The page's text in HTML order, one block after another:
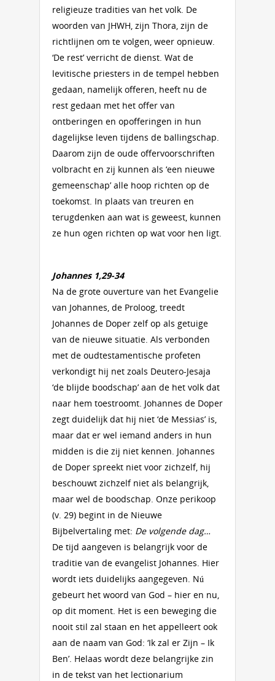
religieuze tradities van het volk. De
woorden van JHWH, zijn Thora, zijn de
richtlijnen om te volgen, weer opnieuw.
‘De rest’ verricht de dienst. Wat de
levitische priesters in de tempel hebben
gedaan, namelijk offeren, heeft nu de
rest gedaan met het offer van
ontberingen en opofferingen in hun
dagelijkse leven tijdens de ballingschap.
Daarom zijn de oude offervoorschriften
volbracht en zij kunnen als ‘een nieuwe
gemeenschap’ alle hoop richten op de
toekomst. In plaats van treuren en
terugdenken aan wat is geweest, kunnen
ze hun ogen richten op wat voor hen ligt.
Johannes 1,29-34
Na de grote ouverture van het Evangelie
van Johannes, de Proloog, treedt
Johannes de Doper zelf op als getuige
van de nieuwe situatie. Als verbonden
met de oudtestamentische profeten
verkondigt hij net zoals Deutero-Jesaja
‘de blijde boodschap’ aan de het volk dat
naar hem toestroomt. Johannes de Doper
zegt duidelijk dat hij niet ‘de Messias’ is,
maar dat er wel iemand anders in hun
midden is die zij niet kennen. Johannes
de Doper spreekt niet voor zichzelf, hij
beschouwt zichzelf niet als belangrijk,
maar wel de boodschap. Onze perikoop
(v. 29) begint in de Nieuwe
Bijbelvertaling met: De volgende dag…
De tijd aangeven is belangrijk voor de
traditie van de evangelist Johannes. Hier
wordt iets duidelijks aangegeven. Nú
gebeurt het woord van God – hier en nu,
op dit moment. Het is een beweging die
nooit stil zal staan en het appelleert ook
aan de naam van God: ‘Ik zal er Zijn – Ik
Ben’. Helaas wordt deze belangrijke zin
in de tekst van het lectionarium